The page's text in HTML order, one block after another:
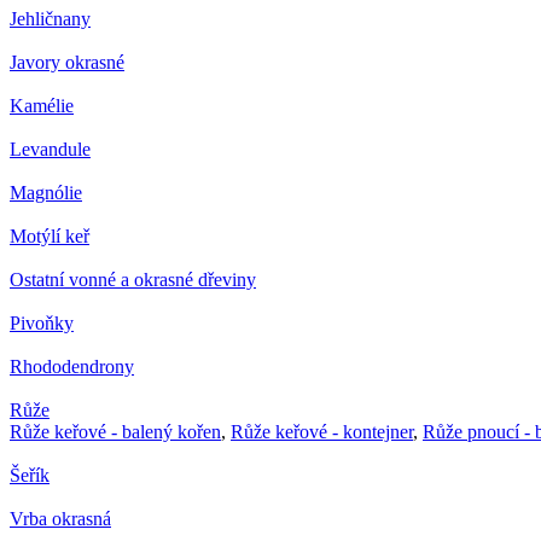
Jehličnany
Javory okrasné
Kamélie
Levandule
Magnólie
Motýlí keř
Ostatní vonné a okrasné dřeviny
Pivoňky
Rhododendrony
Růže
Růže keřové - balený kořen, Růže keřové - kontejner, Růže pnoucí -
Šeřík
Vrba okrasná